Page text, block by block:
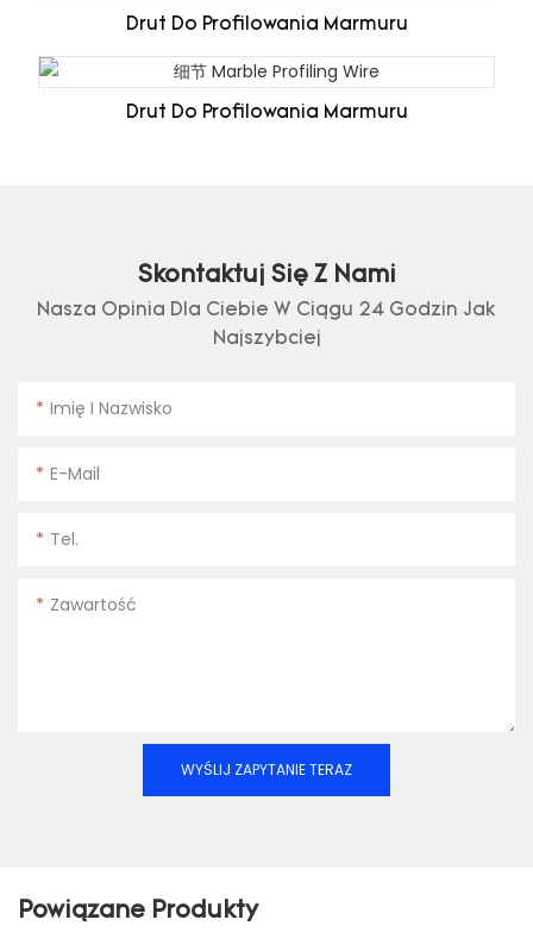
Drut Do Profilowania Marmuru
Drut Do Profilowania Marmuru
Skontaktuj Się Z Nami
Nasza Opinia Dla Ciebie W Ciągu 24 Godzin Jak
Najszybciej
Imię I Nazwisko
E-Mail
Tel.
Zawartość
WYŚLIJ ZAPYTANIE TERAZ
Powiązane Produkty